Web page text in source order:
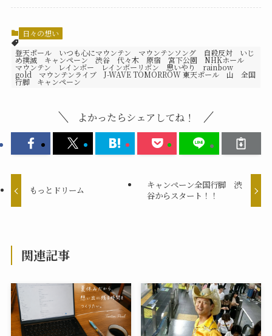
日々の想い
登天ポール いつも心にマウンテン マウンテンソング 自殺反対 いじ
め撲滅 キャンペーン 渋谷 代々木 原宿 宮下公園 NHKホール
マウンテン レインボー レインボーリボン 思いやり rainbow
gold マウンテンライブ J-WAVE TOMORROW 東天ポール 山 全国
行脚 キャンペーン
よかったらシェアしてね！
もっとドリーム
キャンペーン全国行脚 渋
谷からスタート！！
関連記事